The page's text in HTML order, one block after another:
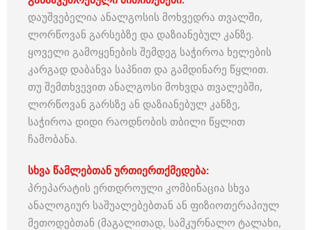
დაუშვებელია ანალგოსის მოხვედრა თვალში,
ლორწოვან გარსებზე და დაზიანებულ კანზე.
ყოველი გამოყენების შემდეგ საჭიროა ხელების
კარგად დაბანვა საპნით და გამდინარე წყლით.
თუ შემთხვევით ანალგოსი მოხვდა თვალებში,
ლორწოვან გარსზე ან დაზიანებულ კანზე,
საჭიროა დიდი რაოდნობის თბილი წყლით
ჩამობანა.
სხვა წამლებთან ურთიერთქმედება:
პრეპარატის ერთდროული კომბინაცია სხვა
ანალოგიურ საშუალებებთან ან ფიზიოთერაპიულ
მეთოდებთან (მაგალითად, სამკურნალო ტალახი,